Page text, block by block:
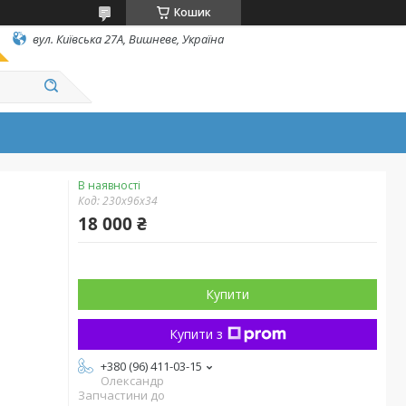
Кошик
вул. Київська 27А, Вишневе, Україна
В наявності
Код:230х96х34
18 000 ₴
Купити
Купити з
+380 (96) 411-03-15
Олександр
Запчастини до